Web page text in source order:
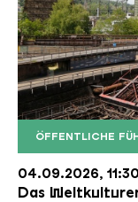
ÖFFENTLICHE
Der
Copyright:
04.09.2026,
Das